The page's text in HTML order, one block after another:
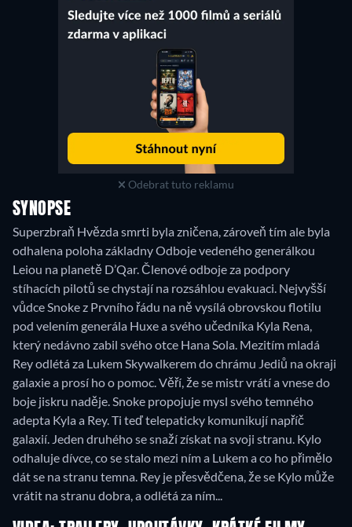
Odebrat tuto reklamu
SYNOPSE
Superzbraň Hvězda smrti byla zničena, zároveň tím ale byla
odhalena poloha základny Odboje vedeného generálkou
Leiou na planetě D’Qar. Členové odboje za podpory
stíhacích pilotů se chystají na rozsáhlou evakuaci. Nejvyšší
vůdce Snoke z Prvního řádu na ně vysílá obrovskou flotilu
pod velením generála Huxe a svého učedníka Kyla Rena,
který nedávno zabil svého otce Hana Sola. Mezitím mladá
Rey odlétá za Lukem Skywalkerem do chrámu Jediů na okraji
galaxie a prosí ho o pomoc. Věří, že se mistr vrátí a vnese do
boje jiskru naděje. Snoke propojuje mysl svého temného
adepta Kyla a Rey. Ti teď telepaticky komunikují napříč
galaxií. Jeden druhého se snaží získat na svoji stranu. Kylo
odhaluje dívce, co se stalo mezi ním a Lukem a co ho přimělo
dát se na stranu temna. Rey je přesvědčena, že se Kylo může
vrátit na stranu dobra, a odlétá za ním...